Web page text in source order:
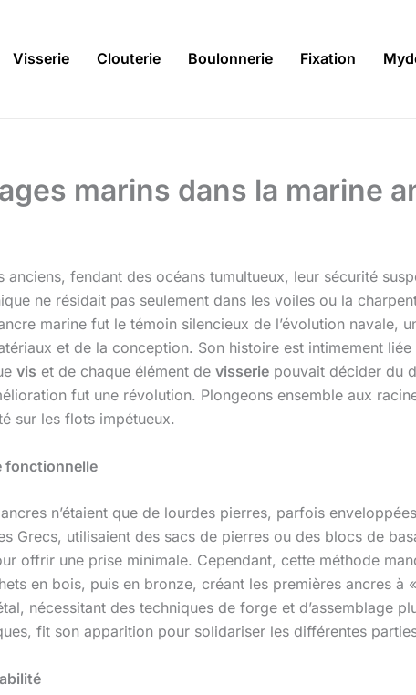
Visserie Clouterie Boulonnerie Fixation
marins dans la marine
anciens, fendant des océans tumultueux, leur sécurité
ne résidait pas seulement dans les voiles ou la
marine fut le témoin silencieux de l’évolution navale,
et de la conception. Son histoire est intimement
vis et de chaque élément de visserie pouvait décider du
fut une révolution. Plongeons ensemble aux
sur les flots impétueux.
fonctionnelle
n’étaient que de lourdes pierres, parfois
Grecs, utilisaient des sacs de pierres ou des blocs de
offrir une prise minimale. Cependant, cette méthode
en bois, puis en bronze, créant les premières ancres
nécessitant des techniques de forge et d’assemblage
fit son apparition pour solidariser les différentes